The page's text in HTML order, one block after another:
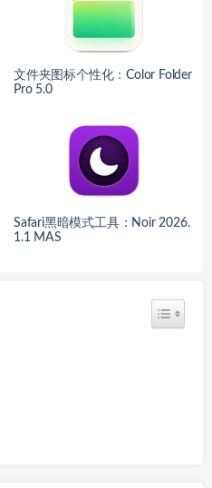
文件夹图标个性化：Color Folder
Pro 5.0
Safari黑暗模式工具：Noir 2026.
1.1 MAS